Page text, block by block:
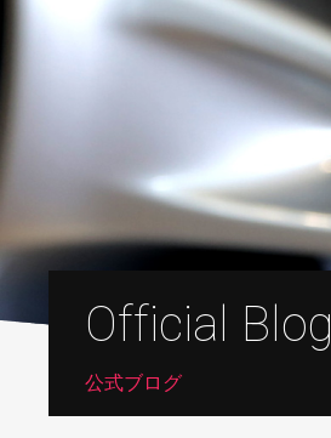
Official Blog
公式ブログ